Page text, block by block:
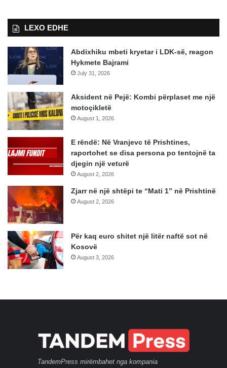
LEXO EDHE
Abdixhiku mbeti kryetar i LDK-së, reagon
Hykmete Bajrami
July 31, 2026
Aksident në Pejë: Kombi përplaset me një
motoçikletë
August 1, 2026
E rëndë: Në Vranjevc të Prishtines,
raportohet se disa persona po tentojnë ta
djegin një veturë
August 2, 2026
Zjarr në një shtëpi te “Mati 1” në Prishtinë
August 2, 2026
Për kaq euro shitet një litër naftë sot në
Kosovë
August 3, 2026
TandemPress mirëmbahet nga kompania